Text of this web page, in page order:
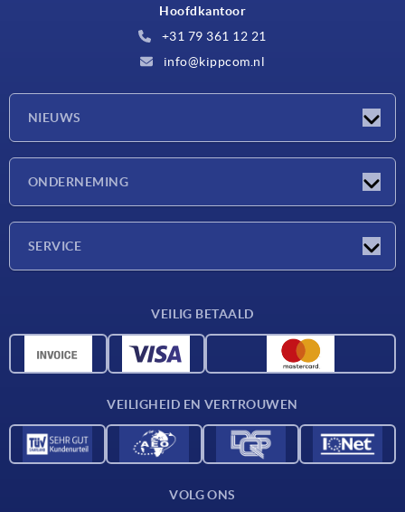
Hoofdkantoor
+31 79 361 12 21
info@kippcom.nl
NIEUWS
ONDERNEMING
SERVICE
CAD-gegevens
VEILIG BETAALD
VEILIGHEID EN VERTROUWEN
VOLG ONS